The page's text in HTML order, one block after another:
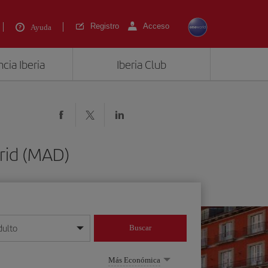
Ayuda Registro Acceso
Iberia Iberia Club
(MAD)
mes/año
Buscar
Más Económica